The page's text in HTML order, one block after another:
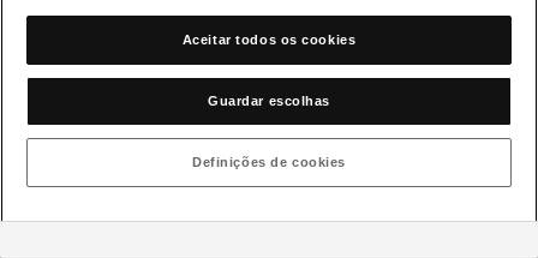
motivos de chuva ou areia, por exemplo), e o estado de
conservação do veículo (pneus, pastilhas dos travões,
suspensão, entre outros).
Aceitar todos os cookies
Guardar escolhas
Definições de cookies